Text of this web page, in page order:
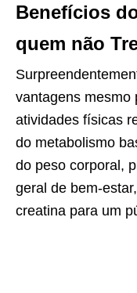
Benefícios
quem não
vantagens mesmo
atividades físicas
do metabolismo
do peso corporal,
geral de bem-
creatina para um